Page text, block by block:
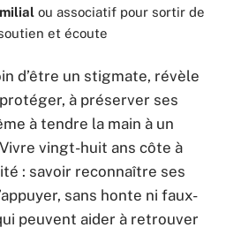
ou associatif pour sortir de
et écoute
d’être un stigmate, révèle
à préserver ses
à tendre la main à un
vingt-huit ans côte à
: savoir reconnaître ses
sans honte ni faux-
peuvent aider à retrouver